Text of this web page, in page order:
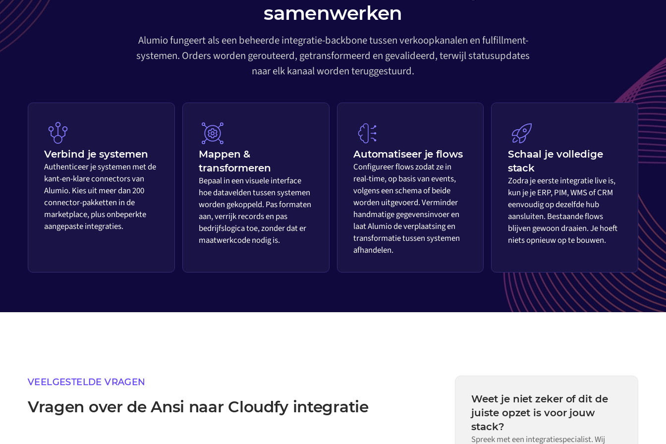
samenwerken
Alumio fungeert als een beheerde integratie-backbone tussen verkoopkanalen en fulfillment-
systemen. Orders worden gerouteerd, getransformeerd en gevalideerd, terwijl statusupdates
naar elk kanaal worden teruggestuurd.
Verbind je systemen
Authenticeer je systemen met de
kant-en-klare connectors van
Alumio. Kies uit meer dan 200
connector-pakketten in de
marketplace, plus onbeperkte
aangepaste integraties.
Mappen &
transformeren
Bepaal in een visuele interface
hoe datavelden tussen systemen
worden gekoppeld. Pas formaten
aan, verrijk records en pas
bedrijfslogica toe, zonder dat er
maatwerkcode nodig is.
Automatiseer je flows
Configureer flows zodat ze in
real-time, op basis van events,
volgens een schema of beide
worden uitgevoerd. Verminder
handmatige gegevensinvoer en
laat Alumio de verplaatsing en
transformatie tussen systemen
afhandelen.
Schaal je volledige
stack
Zodra je eerste integratie live is,
kun je je ERP, PIM, WMS of CRM
eenvoudig op dezelfde hub
aansluiten. Bestaande flows
blijven gewoon draaien. Je hoeft
niets opnieuw op te bouwen.
VEELGESTELDE VRAGEN
Vragen over de Ansi naar Cloudfy integratie
Weet je niet zeker of dit de
juiste opzet is voor jouw
stack?
Spreek met een integratiespecialist. Wij